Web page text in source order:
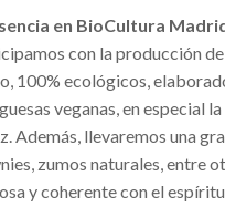
en BioCultura
con la producción
100% ecológicos,
veganas, en especial
Además, llevaremos una
zumos naturales, entre
y coherente con el